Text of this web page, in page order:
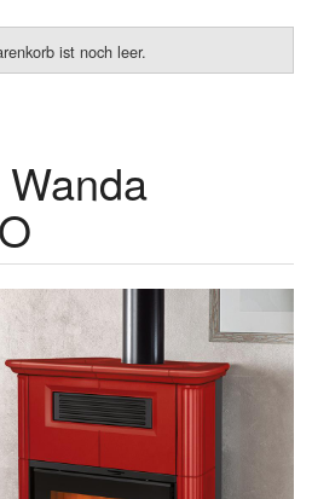
ist noch leer.